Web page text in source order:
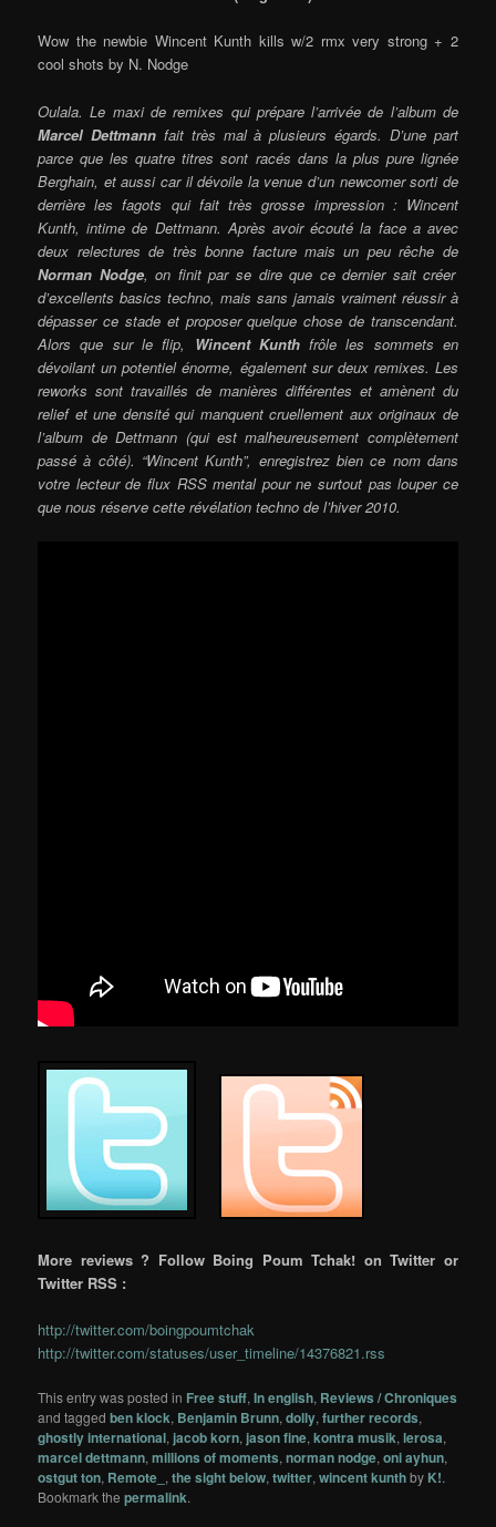
Wow the newbie Wincent Kunth kills w/2 rmx very strong + 2
cool shots by N. Nodge
Oulala. Le maxi de remixes qui prépare l’arrivée de l’album de
Marcel Dettmannfait très mal à plusieurs égards. D’une part
parce que les quatre titres sont racés dans la plus pure lignée
Berghain, et aussi car il dévoile la venue d’un newcomer sorti de
derrière les fagots qui fait très grosse impression : Wincent
Kunth, intime de Dettmann. Après avoir écouté la face a avec
deux relectures de très bonne facture mais un peu rêche de
Norman Nodge, on finit par se dire que ce dernier sait créer
d’excellents basics techno, mais sans jamais vraiment réussir à
dépasser ce stade et proposer quelque chose de transcendant.
Alors que sur le flip, Wincent Kunthfrôle les sommets en
dévoilant un potentiel énorme, également sur deux remixes. Les
reworks sont travaillés de manières différentes et amènent du
relief et une densité qui manquent cruellement aux originaux de
l’album de Dettmann (qui est malheureusement complètement
passé à côté). “Wincent Kunth”, enregistrez bien ce nom dans
votre lecteur de flux RSS mental pour ne surtout pas louper ce
que nous réserve cette révélation techno de l’hiver 2010.
More reviews ? Follow Boing Poum Tchak! on Twitter or
Twitter RSS :
http://twitter.com/boingpoumtchak
http://twitter.com/statuses/user_timeline/14376821.rss
This entry was posted in Free stuff,In english, Reviews / Chroniques
and taggedben klock, Benjamin Brunn,dolly,further records,
ghostly international, jacob korn, jason fine,kontra musik,lerosa,
marcel dettmann,millions of moments,norman nodge,oni ayhun,
ostgut ton, Remote_ ,the sight below,twitter,wincent kunthby K!.
Bookmark thepermalink.